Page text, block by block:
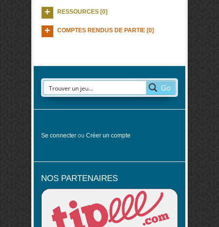
RESSOURCES [0]
COMPTES RENDUS DE PARTIE [0]
Go
Se connecter ou Créer un compte
NOS PARTENAIRES